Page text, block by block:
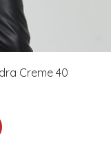
Creme 40